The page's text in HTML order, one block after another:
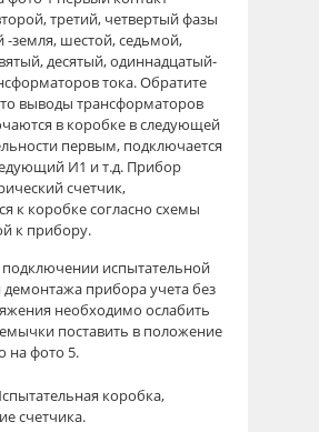
третий, четвертый фазы
-земля, шестой, седьмой,
десятый, одиннадцатый-
тока. Обратите
выводы трансформаторов
в коробке в следующей
первым, подключается
И1 и т.д. Прибор
счетчик,
к коробке согласно схемы
к прибору.
испытательной
демонтажа прибора учета без
необходимо ослабить
поставить в положение
на фото 5.